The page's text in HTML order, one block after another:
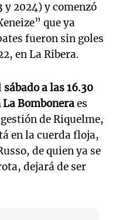
y 2024) y comenzó
que ya
fueron sin goles
en La Ribera.
sábado a las 16.30
La Bomboneraes
de Riquelme,
en la cuerda floja,
de quien ya se
dejará de ser